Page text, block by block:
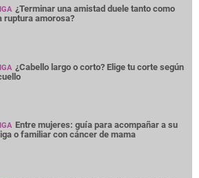
¿Terminar una amistad duele tanto como
ruptura amorosa?
¿Cabello largo o corto? Elige tu corte según
Entre mujeres: guía para acompañar a su
o familiar con cáncer de mama